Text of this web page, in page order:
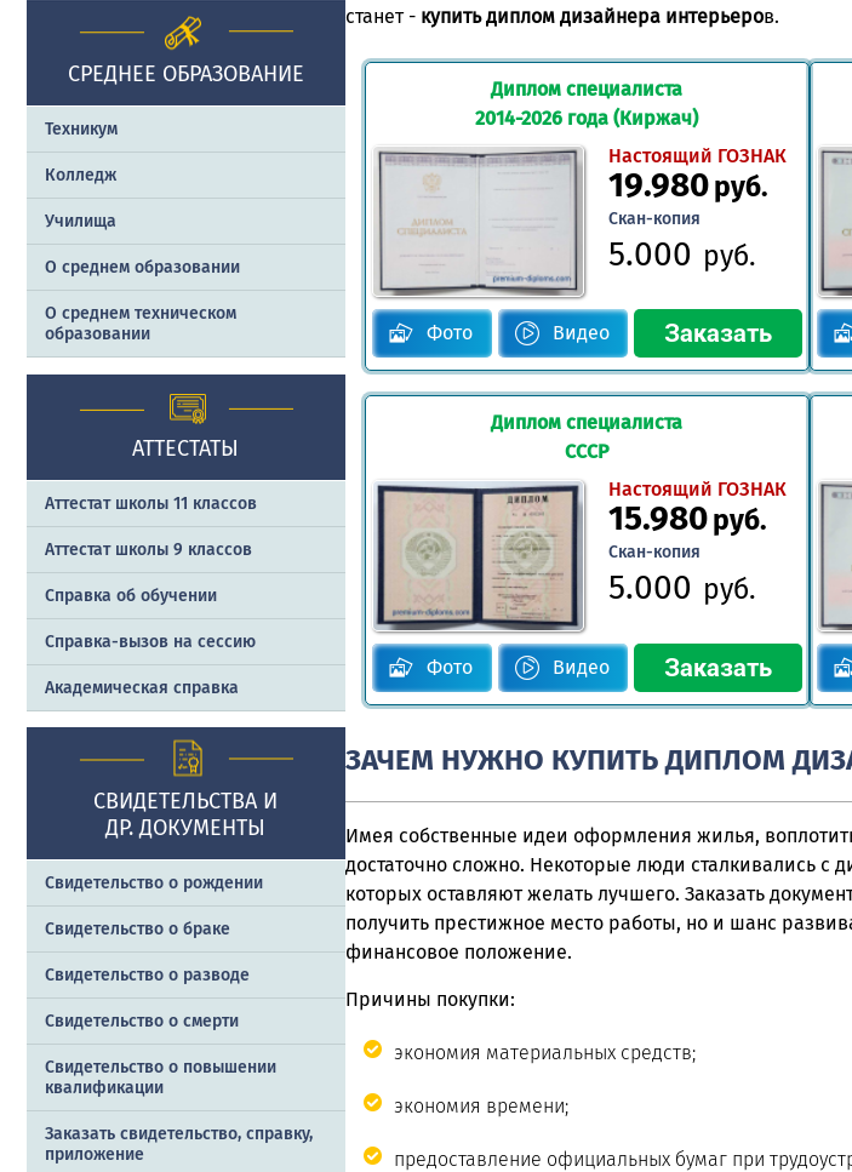
СРЕДНЕЕ ОБРАЗОВАНИЕ
Техникум
Колледж
Училища
О среднем образовании
О среднем техническом
образовании
АТТЕСТАТЫ
Аттестат школы 11 классов
Аттестат школы 9 классов
Справка об обучении
Справка-вызов на сессию
Академическая справка
СВИДЕТЕЛЬСТВА И
ДР. ДОКУМЕНТЫ
Свидетельство о рождении
Свидетельство о браке
Свидетельство о разводе
Свидетельство о смерти
Свидетельство о повышении
квалификации
Заказать cвидетельство, справку,
приложение
станет - купить диплом дизайнера интерьеров.
Диплом специалиста
2014-2026 года (Киржач)
Настоящий ГОЗНАК
19.980руб.
Скан-копия
5.000 руб.
Фото Видео
Диплом специалиста
СССР
Настоящий ГОЗНАК
15.980руб.
Скан-копия
5.000 руб.
Фото Видео
ЗАЧЕМ НУЖНО КУПИТЬ ДИПЛОМ
Имея собственные идеи оформления жилья,
достаточно сложно. Некоторые люди сталкивались с
которых оставляют желать лучшего. Заказать
получить престижное место работы, но и шанс
финансовое положение.
Причины покупки:
экономия материальных средств;
экономия времени;
предоставление официальных бумаг при